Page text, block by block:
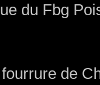
du Fbg
fourrure de